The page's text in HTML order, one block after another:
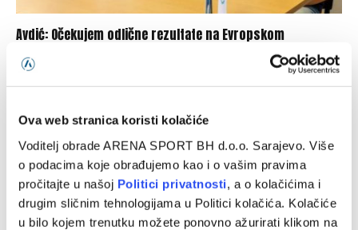
Ova web stranica koristi kolačiće
Voditelj obrade ARENA SPORT BH d.o.o. Sarajevo. Više
o podacima koje obrađujemo kao i o vašim pravima
pročitajte u našoj Politici privatnosti, a o kolačićima i
drugim sličnim tehnologijama u Politici kolačića. Kolačiće
u bilo kojem trenutku možete ponovno ažurirati klikom na
Avdić: Očekujem odlične rezultate na Evropskom
05/08/2026